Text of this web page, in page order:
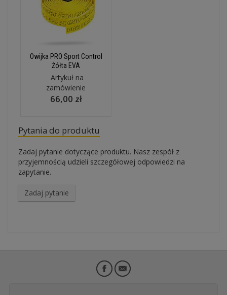
Owijka PRO Sport Control
Żółta EVA
Artykuł na
zamówienie
66,00 zł
Pytania do produktu
Zadaj pytanie dotyczące produktu. Nasz zespół z
przyjemnością udzieli szczegółowej odpowiedzi na
zapytanie.
Zadaj pytanie